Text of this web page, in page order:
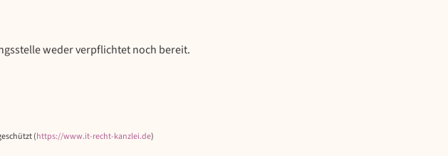
weder verpflichtet noch bereit.
(https://www.it-recht-kanzlei.de)